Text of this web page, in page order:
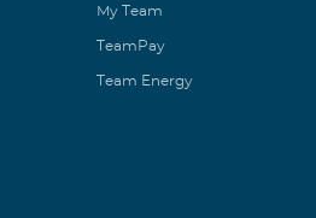
My Team
TeamPay
Team Energy